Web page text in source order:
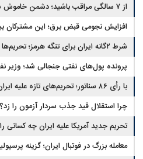
از ۷ سالگی مراقب باشید؛ دشمن خاموش سلامت کودکان شناسایی شد
افزایش نجومی قبض برق؛ این مشترکان
شرط ۲گانه ایران برای تنگه هرمز؛ تحریم‌ها و غرامت به معادله برگشتند
پرونده پول‌های نفتی جنجالی شد؛
با رأی ۸۶ سناتور؛ تحریم‌های تازه علیه ایران کلید خورد
چرا استقلال قید جذب سردار آزمون را
تحریم جدید آمریکا علیه ایران چه
معامله بزرگ در فوتبال ایران؛ گزینه